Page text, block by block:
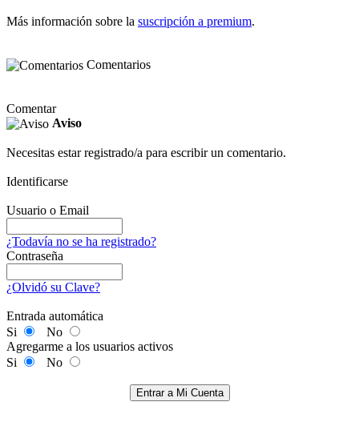
Más información sobre la suscripción a premium.
Comentarios
Comentar
Aviso
Necesitas estar registrado/a para escribir un comentario.
Identificarse
Usuario o Email
¿Todavía no se ha registrado?
Contraseña
¿Olvidó su Clave?
Entrada automática
Si
No
Agregarme a los usuarios activos
Si
No
Entrar a Mi Cuenta